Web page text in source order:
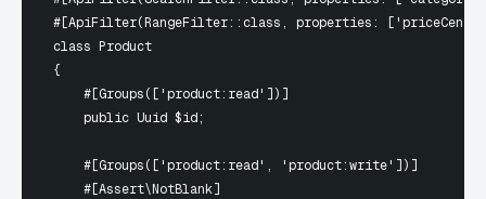
#[ApiFilter(RangeFilter::class, properties:
class Product
{
    #[Groups(['product:read'])]
    public Uuid $id;
    #[Groups(['product:read', 'product:write'])]
    #[Assert\NotBlank]